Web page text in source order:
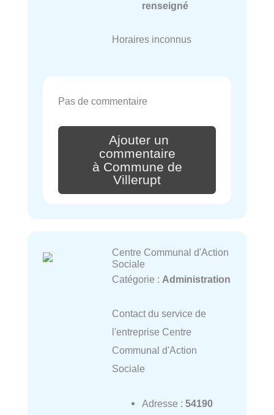
renseigné
Horaires inconnus
Pas de commentaire
Ajouter un
commentaire
à Commune de
Villerupt
Centre Communal d'Action
Sociale
Catégorie : Administration
Contact du service de
l'entreprise Centre
Communal d'Action
Sociale
Adresse : 54190